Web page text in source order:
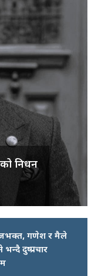
निधन
गणेश र मैले
दुष्प्रचार